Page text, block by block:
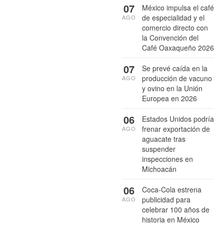
México impulsa el café
de especialidad y el
comercio directo con
la Convención del
Café Oaxaqueño 2026
07
AGO
Se prevé caída en la
producción de vacuno
y ovino en la Unión
Europea en 2026
07
AGO
Estados Unidos podría
frenar exportación de
aguacate tras
suspender
inspecciones en
Michoacán
06
AGO
Coca-Cola estrena
publicidad para
celebrar 100 años de
historia en México
06
AGO